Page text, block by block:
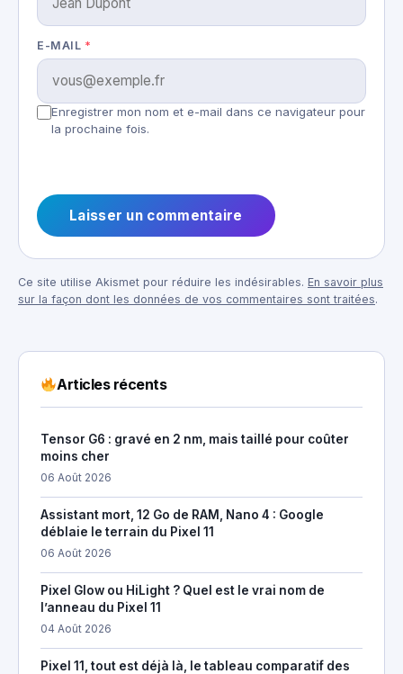
E-MAIL *
Enregistrer mon nom et e-mail dans ce navigateur pour
la prochaine fois.
Ce site utilise Akismet pour réduire les indésirables. En savoir plus
sur la façon dont les données de vos commentaires sont traitées.
Articles récents
Tensor G6 : gravé en 2 nm, mais taillé pour coûter
moins cher
06 Août 2026
Assistant mort, 12 Go de RAM, Nano 4 : Google
déblaie le terrain du Pixel 11
06 Août 2026
Pixel Glow ou HiLight ? Quel est le vrai nom de
l’anneau du Pixel 11
04 Août 2026
Pixel 11, tout est déjà là, le tableau comparatif des